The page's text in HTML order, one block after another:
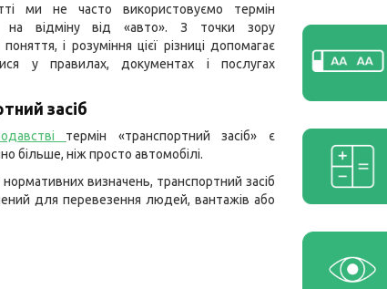
ми не часто використовуємо термін
на відміну від «авто». З точки зору
і розуміння цієї різниці допомагає
у правилах, документах і послугах
засіб
термін «транспортний засіб» є
більше, ніж просто автомобілі.
визначень, транспортний засіб
для перевезення людей, вантажів або